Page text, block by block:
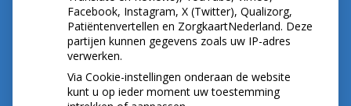
Gezond tandvlees: de basis voor een gezonde
mond
Naar de tandarts in het buitenland? Wees op je
hoede!
Facebook, Instagram, X (Twitter), Qualizorg,
Patiëntenvertellen en ZorgkaartNederland. Deze
partijen kunnen gegevens zoals uw IP-adres
verwerken.
Via Cookie-instellingen onderaan de website
kunt u op ieder moment uw toestemming